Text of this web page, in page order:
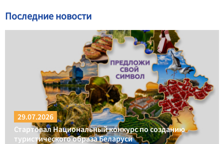
Последние новости
29.07.2026
Стартовал Национальный конкурс по созданию
туристического образа Беларуси